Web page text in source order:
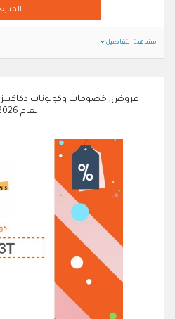
مشاهدة التفاصيل
عروض, خصومات وكوبونات دكاكينز
بعام 2026